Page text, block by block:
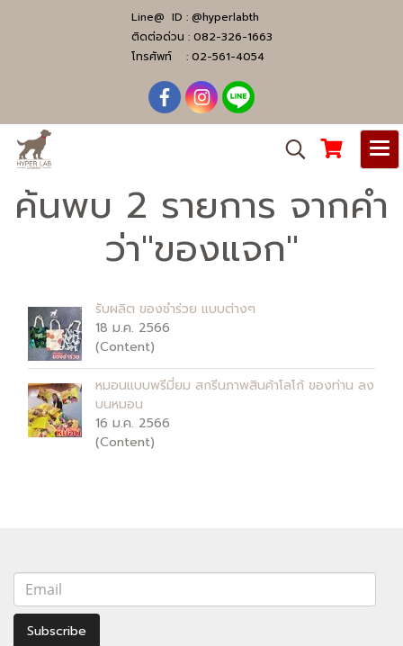
Line@ ID : @hyperlabth
ติดต่อด่วน : 082-326-1663
โทรศัพท์ : 02-561-4054
ค้นพบ 2 รายการ จากคำ
ว่า"ของแจก"
รับผลิต ของชำร่วย แบบต่างๆ
18 ม.ค. 2566
(Content)
หมอนแบบพรีมี่ยม สกรีนภาพสินค้าโลโก้ ของท่าน ลง
บนหมอน
16 ม.ค. 2566
(Content)
Subscribe